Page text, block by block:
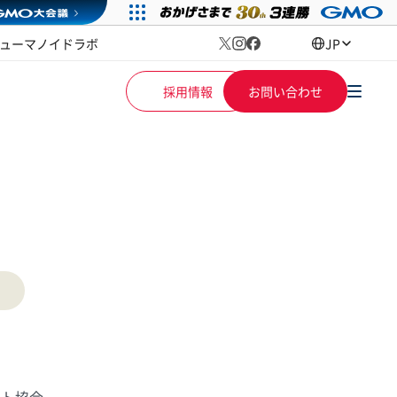
ーマノイドラボ JP
採用情報 お問い合わせ